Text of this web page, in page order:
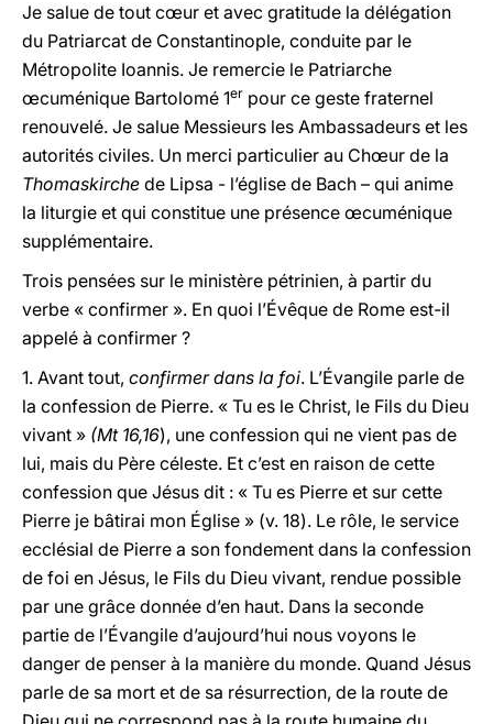
Je salue de tout cœur et avec gratitude la délégation
du Patriarcat de Constantinople, conduite par le
Métropolite Ioannis. Je remercie le Patriarche
œcuménique Bartolomé 1er pour ce geste fraternel
renouvelé. Je salue Messieurs les Ambassadeurs et les
autorités civiles. Un merci particulier au Chœur de la
Thomaskirche de Lipsa - l’église de Bach – qui anime
la liturgie et qui constitue une présence œcuménique
supplémentaire.
Trois pensées sur le ministère pétrinien, à partir du
verbe « confirmer ». En quoi l’Évêque de Rome est-il
appelé à confirmer ?
1. Avant tout, confirmer dans la foi. L’Évangile parle de
la confession de Pierre. « Tu es le Christ, le Fils du Dieu
vivant » (Mt 16,16), une confession qui ne vient pas de
lui, mais du Père céleste. Et c’est en raison de cette
confession que Jésus dit : « Tu es Pierre et sur cette
Pierre je bâtirai mon Église » (v. 18). Le rôle, le service
ecclésial de Pierre a son fondement dans la confession
de foi en Jésus, le Fils du Dieu vivant, rendue possible
par une grâce donnée d’en haut. Dans la seconde
partie de l’Évangile d’aujourd’hui nous voyons le
danger de penser à la manière du monde. Quand Jésus
parle de sa mort et de sa résurrection, de la route de